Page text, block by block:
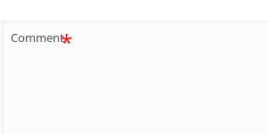
Comment*